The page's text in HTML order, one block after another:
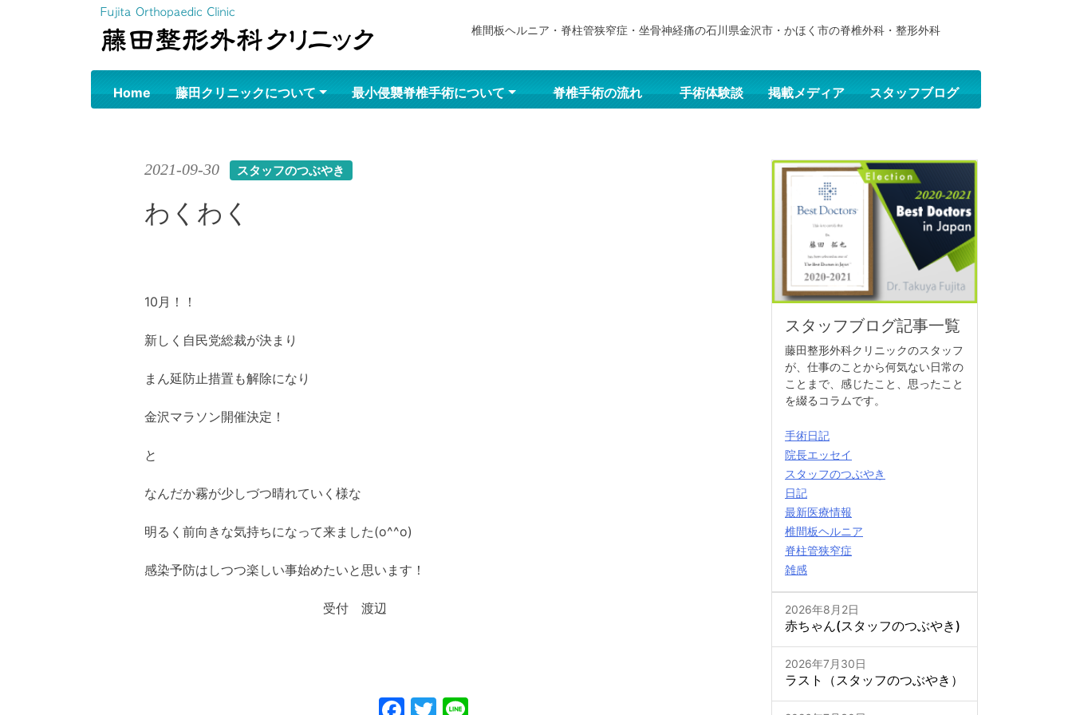
椎間板ヘルニア・脊柱管狭窄症・坐骨神経痛の石川県金沢市・かほく市の脊椎外科・整形外科
Home 藤田クリニックについて 最小侵襲脊椎手術について 脊椎手術の流れ 手術体験談 掲載メディア スタッフブログ
2021-09-30 スタッフのつぶやき
わくわく
10月！！
新しく自民党総裁が決まり
まん延防止措置も解除になり
金沢マラソン開催決定！
と
なんだか霧が少しづつ晴れていく様な
明るく前向きな気持ちになって来ました(o^^o)
感染予防はしつつ楽しい事始めたいと思います！
受付 渡辺
スタッフブログ記事一覧
藤田整形外科クリニックのスタッフ
が、仕事のことから何気ない日常の
ことまで、感じたこと、思ったこと
を綴るコラムです。
手術日記
院長エッセイ
スタッフのつぶやき
日記
最新医療情報
椎間板ヘルニア
脊柱管狭窄症
雑感
2026年8月2日
赤ちゃん(スタッフのつぶやき)
2026年7月30日
ラスト（スタッフのつぶやき）